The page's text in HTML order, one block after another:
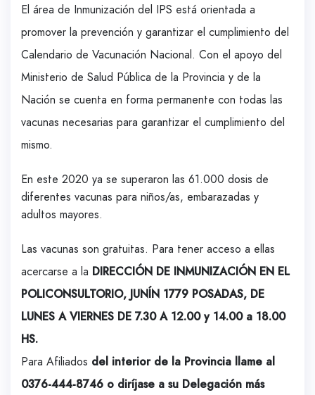
El área de Inmunización del IPS está orientada a
promover la prevención y garantizar el cumplimiento del
Calendario de Vacunación Nacional. Con el apoyo del
Ministerio de Salud Pública de la Provincia y de la
Nación se cuenta en forma permanente con todas las
vacunas necesarias para garantizar el cumplimiento del
mismo.
En este 2020 ya se superaron las 61.000 dosis de
diferentes vacunas para niños/as, embarazadas y
adultos mayores.
Las vacunas son gratuitas. Para tener acceso a ellas
acercarse a la DIRECCIÓN DE INMUNIZACIÓN EN EL
POLICONSULTORIO, JUNÍN 1779 POSADAS, DE
LUNES A VIERNES DE 7.30 A 12.00 y 14.00 a 18.00
HS.
Para Afiliados del interior de la Provincia llame al
0376-444-8746 o diríjase a su Delegación más